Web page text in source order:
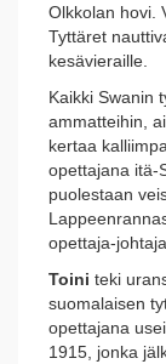
Olkkolan hovi.
Tyttäret
kesävieraille.
Kaikki Swanin
ammatteihin,
kertaa
opettajana itä-
puolestaan
opettaja-
Toini teki
suomalaisen
opettajana
1915, jonka